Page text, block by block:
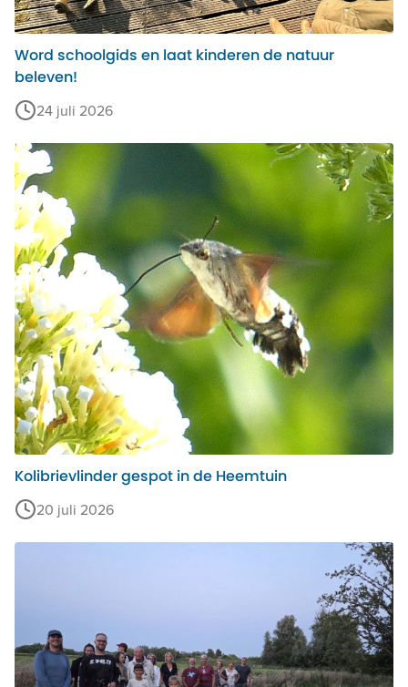
Word schoolgids en laat kinderen de natuur
beleven!
24 juli 2026
Kolibrievlinder gespot in de Heemtuin
20 juli 2026